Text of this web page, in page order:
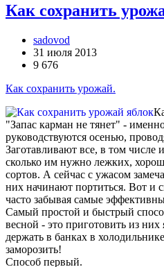
Как сохранить
sadovod
31 июля 2013
9 676
Как сохранить урожай.
"Запас карман не тянет" -
руководствуются осенью,
Заготавливают все, в том числе
сколько им нужно лежких,
сортов. А сейчас с ужасом
них начинают портиться. Вот и
часто забывая самые
Самый простой и быстрый
весной - это приготовить из
держать в банках в
заморозить!
Способ первый.